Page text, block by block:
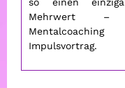
Mehrwert –
Impulsvortrag.